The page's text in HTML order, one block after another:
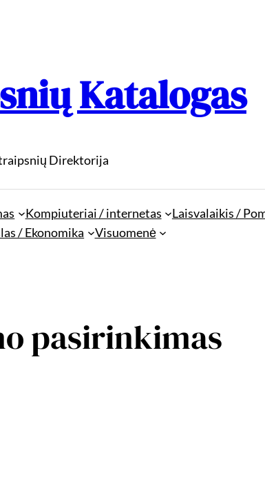
Katalogas
Direktorija
Kompiuteriai / internetas Laisvalaikis /
/ Ekonomika
Visuomenė
pasirinkimas